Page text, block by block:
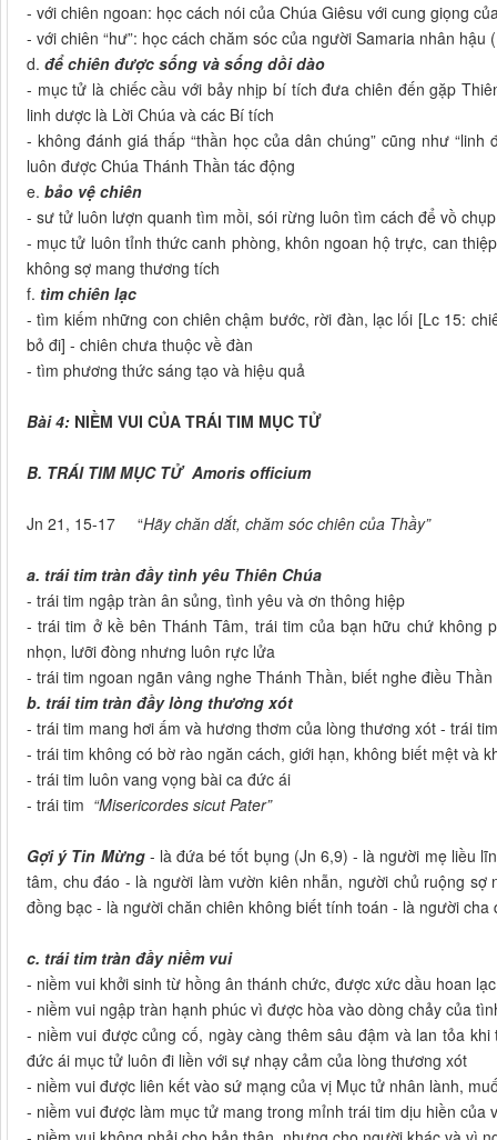
- với chiên ngoan: học cách nói của Chúa Giêsu với cung giọng
- với chiên “hư”: học cách chăm sóc của người Samaria nhân
d. để chiên được sống và sống dồi dào
- mục tử là chiếc cầu với bảy nhịp bí tích đưa chiên đến gặp
linh dược là Lời Chúa và các Bí tích
- không đánh giá thấp “thần học của dân chúng” cũng như
luôn được Chúa Thánh Thần tác động
e. bảo vệ chiên
- sư tử luôn lượn quanh tìm mồi, sói rừng luôn tìm cách để vồ
- mục tử luôn tỉnh thức canh phòng, khôn ngoan hộ trực, can
không sợ mang thương tích
f. tìm chiên lạc
- tìm kiếm những con chiên chậm bước, rời đàn, lạc lối [Lc 15:
bỏ đi] - chiên chưa thuộc về đàn
- tìm phương thức sáng tạo và hiệu quả
Bài 4: NIỀM VUI CỦA TRÁI TIM MỤC TỬ
B. TRÁI TIM MỤC TỬ Amoris officium
Jn 21, 15-17 “Hãy chăn dắt, chăm sóc chiên của Thầy”
a. trái tim tràn đầy tình yêu Thiên Chúa
- trái tim ngập tràn ân sủng, tình yêu và ơn thông hiệp
- trái tim ở kề bên Thánh Tâm, trái tim của bạn hữu chứ không
nhọn, lưỡi đòng nhưng luôn rực lửa
- trái tim ngoan ngãn vâng nghe Thánh Thần, biết nghe điều
b. trái tim tràn đầy lòng thương xót
- trái tim mang hơi ấm và hương thơm của lòng thương xót - trái
- trái tim không có bờ rào ngăn cách, giới hạn, không biết mệt và
- trái tim luôn vang vọng bài ca đức ái
- trái tim “Misericordes sicut Pater”
Gợi ý Tin Mừng- là đứa bé tốt bụng (Jn 6,9) - là người mẹ liều
tâm, chu đáo - là người làm vườn kiên nhẫn, người chủ ruộng
đồng bạc - là người chăn chiên không biết tính toán - là người
c. trái tim tràn đầy niềm vui
- niềm vui khởi sinh từ hồng ân thánh chức, được xức dầu hoan
- niềm vui ngập tràn hạnh phúc vì được hòa vào dòng chảy của
- niềm vui được củng cố, ngày càng thêm sâu đậm và lan tỏa
đức ái mục tử luôn đi liền với sự nhạy cảm của lòng thương xót
- niềm vui được liên kết vào sứ mạng của vị Mục tử nhân lành,
- niềm vui được làm mục tử mang trong mỉnh trái tim dịu hiền của